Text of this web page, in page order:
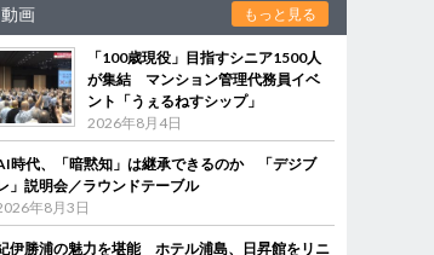
動画 もっと見る
「100歳現役」目指すシニア1500人
が集結 マンション管理代務員イベ
ント「うぇるねすシップ」
2026年8月4日
時代、「暗黙知」は継承できるのか 「デジブ
」説明会／ラウンドテーブル
年8月3日
伊勝浦の魅力を堪能 ホテル浦島、日昇館をリニ